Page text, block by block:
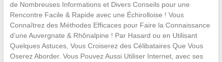
de Nombreuses Informations et Divers Conseils pour une
Rencontre Facile & Rapide avec une Échirolloise ! Vous
Connaîtrez des Méthodes Efficaces pour Faire la Connaissance
d’une Auvergnate & Rhônalpine ! Par Hasard ou en Utilisant
Quelques Astuces, Vous Croiserez des Célibataires Que Vous
Oserez Aborder. Vous Pouvez Aussi Utiliser Internet, avec ses